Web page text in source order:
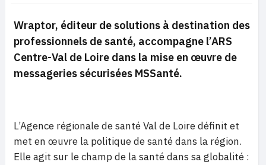
Wraptor, éditeur de solutions à destination des
professionnels de santé, accompagne l’ARS
Centre-Val de Loire dans la mise en œuvre de
messageries sécurisées MSSanté.
L’Agence régionale de santé Val de Loire définit et
met en œuvre la politique de santé dans la région.
Elle agit sur le champ de la santé dans sa globalité :